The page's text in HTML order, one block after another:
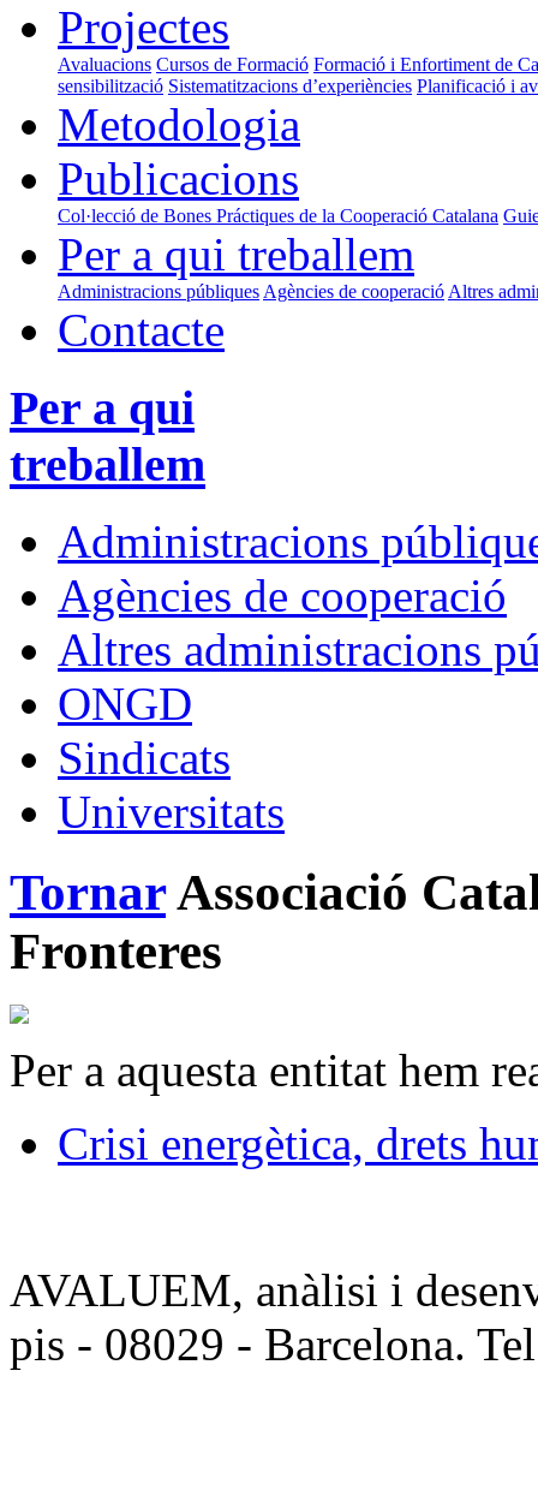
Projectes
Avaluacions Cursos de Formació Formació i Enfortiment de
sensibilització Sistematitzacions d’experiències Planificació i
Metodologia
Publicacions
Col·lecció de Bones Práctiques de la Cooperació Catalana
Per a qui treballem
Administracions públiques Agències de cooperació Altres
Contacte
Per a qui
treballem
Administracions
Agències de cooperació
Altres administracions
ONGD
Sindicats
Universitats
TornarAssociació
Fronteres
Per a aquesta entitat hem
Crisi energètica, drets
AVALUEM, anàlisi i
pis - 08029 - Barcelona.